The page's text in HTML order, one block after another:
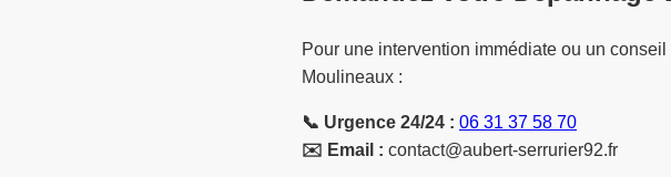
Pour une intervention immédiate ou un
Moulineaux :
📞 Urgence 24/24 : 06 31 37 58 70
✉️ Email : contact@aubert-serrurier92.fr